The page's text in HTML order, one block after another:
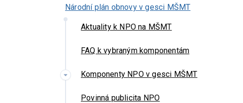
Národní plán obnovy v gesci MŠMT
Aktuality k NPO na MŠMT
FAQ k vybraným komponentám
Komponenty NPO v gesci MŠMT
Povinná publicita NPO